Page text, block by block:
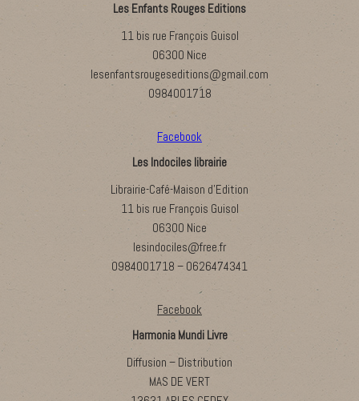
Les Enfants Rouges Editions
11 bis rue François Guisol
06300 Nice
lesenfantsrougeseditions@gmail.com
0984001718
Facebook
Les Indociles librairie
Librairie-Café-Maison d’Edition
11 bis rue François Guisol
06300 Nice
lesindociles@free.fr
0984001718 – 0626474341
Facebook
Harmonia Mundi Livre
Diffusion – Distribution
MAS DE VERT